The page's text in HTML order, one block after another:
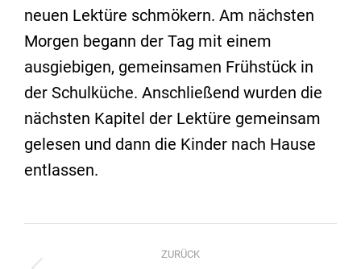
neuen Lektüre schmökern. Am nächsten
Morgen begann der Tag mit einem
ausgiebigen, gemeinsamen Frühstück in
der Schulküche. Anschließend wurden die
nächsten Kapitel der Lektüre gemeinsam
gelesen und dann die Kinder nach Hause
entlassen.
ZURÜCK